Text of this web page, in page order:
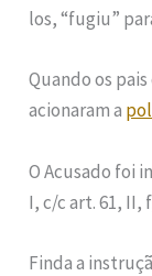
los, “fugiu”
Quando os
acionaram a
O Acusado foi
I, c/c art. 61, II,
Finda a